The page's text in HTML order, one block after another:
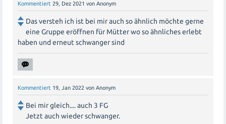
Kommentiert 29, Dez 2021 von Anonym
Das versteh ich ist bei mir auch so ähnlich möchte gerne
eine Gruppe eröffnen für Mütter wo so ähnliches erlebt
haben und erneut schwanger sind
Kommentiert 19, Jan 2022 von Anonym
Bei mir gleich.... auch 3 FG
Jetzt auch wieder schwanger.